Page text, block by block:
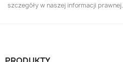
szczegóły w naszej informacji prawnej.